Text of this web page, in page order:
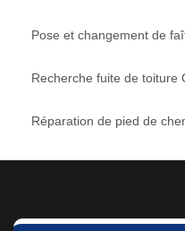
Pose et changement de
Recherche fuite de toiture
Réparation de pied de